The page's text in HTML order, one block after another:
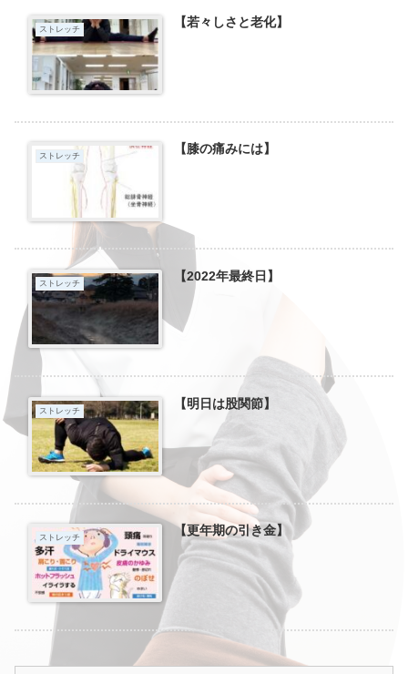
ストレッチ 【若々しさと老化】
ストレッチ 【膝の痛みには】
ストレッチ 【2022年最終日】
ストレッチ 【明日は股関節】
ストレッチ 【更年期の引き金】